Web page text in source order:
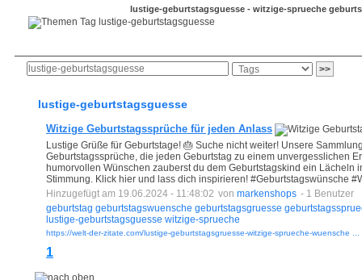
lustige-geburtstagsguesse - witzige-sprueche
lustige-geburtstagsguesse
Witzige Geburtstagssprüche für jeden Anlass
Lustige Grüße für Geburtstage! 🎂 Suche nicht weiter! Unsere
Geburtstagssprüche, die jeden Geburtstag zu einem unvergesslichen
humorvollen Wünschen zauberst du dem Geburtstagskind ein Lächeln
Stimmung. Klick hier und lass dich inspirieren! #Geburtstagswünsche
Hinzugefügt am 19.06.2024 - 11:48:02 von markenshops - 1 Benutzer
geburtstag geburtstagswuensche geburtstagsgruesse
lustige-geburtstagsguesse witzige-sprueche
https://welt-der-zitate.com/lustige-geburtstagsgruesse-witzige-sprueche-wuensche ...
1